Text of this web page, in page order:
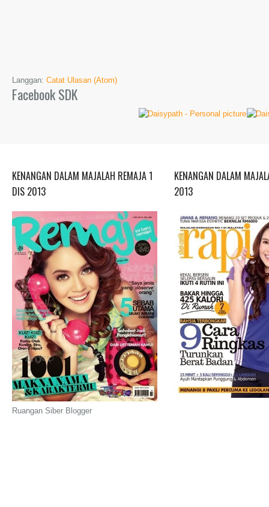
Langgan: Catat Ulasan (Atom)
Facebook SDK
KENANGAN DALAM MAJALAH REMAJA 1
DIS 2013
Ruangan Siber Blogger
KENANGAN DALAM
2013